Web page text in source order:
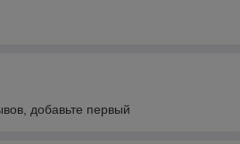
добавьте первый